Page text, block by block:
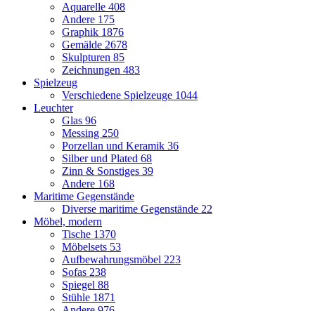
Aquarelle 408
Andere 175
Graphik 1876
Gemälde 2678
Skulpturen 85
Zeichnungen 483
Spielzeug
Verschiedene Spielzeuge 1044
Leuchter
Glas 96
Messing 250
Porzellan und Keramik 36
Silber und Plated 68
Zinn & Sonstiges 39
Andere 168
Maritime Gegenstände
Diverse maritime Gegenstände 22
Möbel, modern
Tische 1370
Möbelsets 53
Aufbewahrungsmöbel 223
Sofas 238
Spiegel 88
Stühle 1871